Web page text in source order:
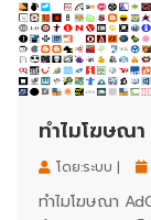
ทำไมโฆษณา
โดย:ระบบ |
ทำไมโฆษณา